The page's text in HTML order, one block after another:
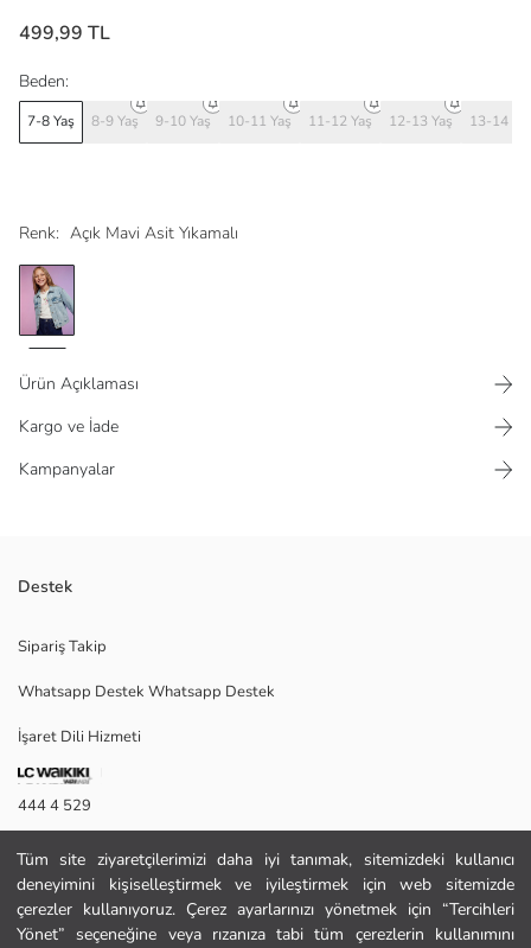
Tüm site ziyaretçilerimizi daha iyi tanımak, sitemizdeki kullanıcı
deneyimini kişiselleştirmek ve iyileştirmek için web sitemizde
çerezler kullanıyoruz. Çerez ayarlarınızı yönetmek için “Tercihleri
Yönet” seçeneğine veya rızanıza tabi tüm çerezlerin kullanımını
499,99 TL
Renk: Açık Mavi Asit Yıkamalı
Beden:
7-8 Yaş 8-9 Yaş 9-10 Yaş 10-11 Yaş 11-12 Yaş 12-13 Yaş 13-14
Ürün Açıklaması
Kargo ve İade
Kampanyalar
düğme kapamalıdır ve çift göğüs cebi bulunur.
Ana Kumaş:
Satıcı:
Marka:
Cinsiyet:
Kalıp:
Kumaş:
Kalınlık:
Destek
Sipariş Takip
Whatsapp Destek Whatsapp Destek
İşaret Dili Hizmeti
444 4 529
İletişim Formu
444 4 529